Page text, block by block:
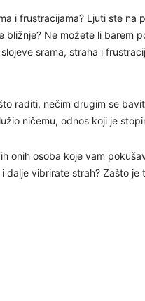
i frustracijama? Ljuti ste na
bližnje? Ne možete li barem
srama, straha i
raditi, nečim drugim se
ničemu, odnos koji je
onih osoba koje vam
dalje vibrirate strah? Zašto